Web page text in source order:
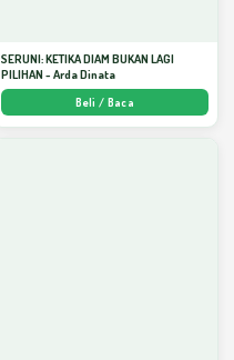
SERUNI: KETIKA DIAM BUKAN LAGI
PILIHAN - Arda Dinata
Beli / Baca